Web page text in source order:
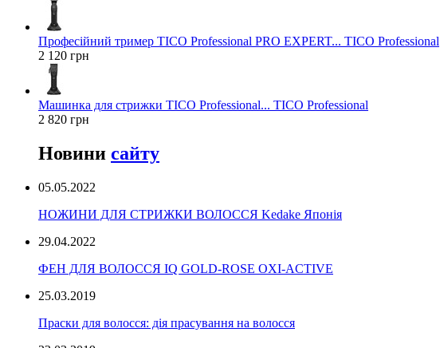
Професійний тример TICO Professional PRO EXPERT... TICO Professional
2 120 грн
Машинка для стрижки TICO Professional... TICO Professional
2 820 грн
Новини сайту
05.05.2022
НОЖИНИ ДЛЯ СТРИЖКИ ВОЛОССЯ Kedake Японія
29.04.2022
ФЕН ДЛЯ ВОЛОССЯ IQ GOLD-ROSE OXI-ACTIVE
25.03.2019
Праски для волосся: дія прасування на волосся